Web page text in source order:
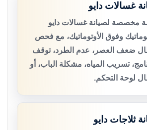
غسالات دايو
مخصصة لصيانة غسالات دايو
وفوق الأوتوماتيك، مع فحص
ضعف العصر، عدم الطرد، توقف
تسريب المياه، مشكلة الباب، أو
لوحة التحكم.
ثلاجات دايو